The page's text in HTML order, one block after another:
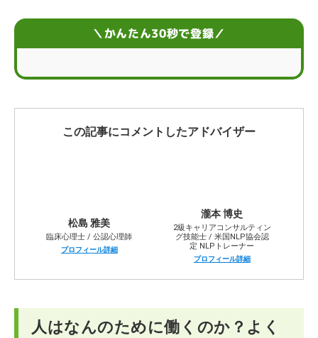
ト
「なんのために働くのか」を自己アピールにつなげよう
＼かんたん30秒で登録／
この記事にコメントしたアドバイザー
松島 雅美
臨床心理士 / 公認心理師
プロフィール詳細
瀧本 博史
2級キャリアコンサルティン
グ技能士 / 米国NLP協会認
定 NLPトレーナー
プロフィール詳細
人はなんのために働くのか？よく